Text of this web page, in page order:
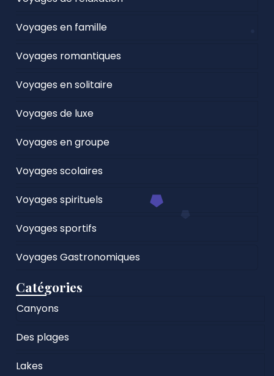
Voyages en famille
Voyages romantiques
Voyages en solitaire
Voyages de luxe
Voyages en groupe
Voyages scolaires
Voyages spirituels
Voyages sportifs
Voyages Gastronomiques
Catégories
Canyons
Des plages
Lakes